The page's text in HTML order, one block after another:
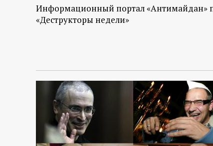
Информационный портал «Антимайдан»
«Деструкторы недели»